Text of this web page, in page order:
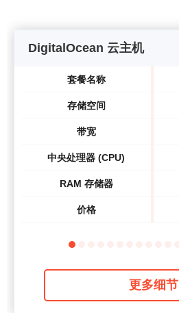
DigitalOcean 云主机
套餐名称
存储空间
带宽
中央处理器 (CPU)
RAM 存储器
价格
更多细节